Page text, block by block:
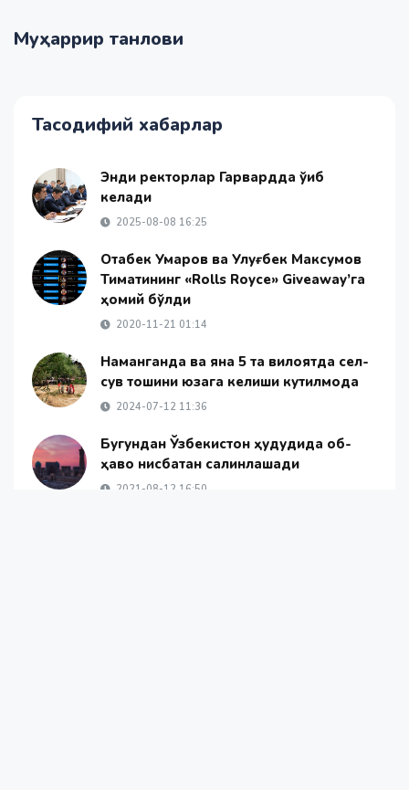
Муҳаррир танлови
Тасодифий хабарлар
Энди ректорлар Гарвардда ўқиб
келади
2025-08-08 16:25
Отабек Умаров ва Улуғбек Максумов
Тиматининг «Rolls Royce» Giveaway’га
ҳомий бўлди
2020-11-21 01:14
Наманганда ва яна 5 та вилоятда сел-
сув тошқини юзага келиши кутилмоқда
2024-07-12 11:36
Бугундан Ўзбекистон ҳудудида об-
ҳаво нисбатан салқинлашади
2021-08-12 16:50